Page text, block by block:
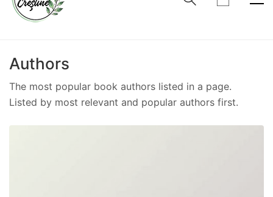
Authors
The most popular book authors listed in a page.
Listed by most relevant and popular authors first.